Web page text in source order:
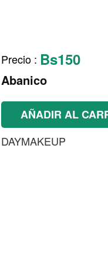
Precio : Bs150
Abanico
AÑADIR AL
DAYMAKEUP